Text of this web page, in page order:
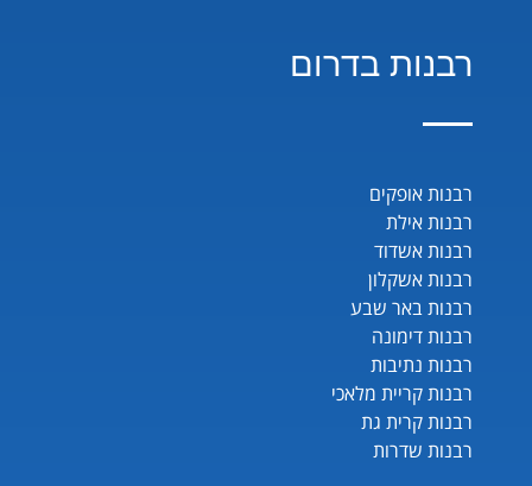
רבנות בדרום
רבנות אופקים
רבנות אילת
רבנות אשדוד
רבנות אשקלון
רבנות באר שבע
רבנות דימונה
רבנות נתיבות
רבנות קריית מלאכי
רבנות קרית גת
רבנות שדרות